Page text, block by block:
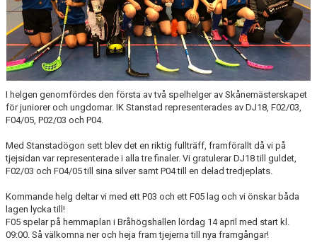
I helgen genomfördes den första av två spelhelger av Skånemästerskapet
för juniorer och ungdomar. IK Stanstad representerades av DJ18, F02/03,
F04/05, P02/03 och P04.
Med Stanstadögon sett blev det en riktig fullträff, framförallt då vi på
tjejsidan var representerade i alla tre finaler. Vi gratulerar DJ18 till guldet,
F02/03 och F04/05 till sina silver samt P04 till en delad tredjeplats.
Kommande helg deltar vi med ett P03 och ett F05 lag och vi önskar båda
lagen lycka till!
F05 spelar på hemmaplan i Bråhögshallen lördag 14 april med start kl.
09:00. Så välkomna ner och heja fram tjejerna till nya framgångar!